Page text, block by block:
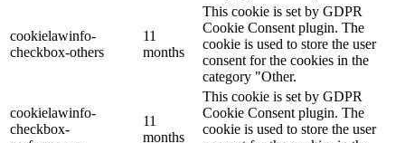
cookielawinfo-
checkbox-others
11
months
This cookie is set by GDPR
Cookie Consent plugin. The
cookie is used to store the user
consent for the cookies in the
category "Other.
cookielawinfo-
checkbox-
11
months
This cookie is set by GDPR
Cookie Consent plugin. The
cookie is used to store the user